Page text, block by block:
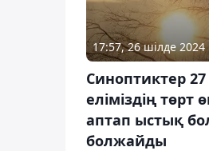
17:57, 26 шілде 2024
Синоптиктер
еліміздің төрт
аптап ыстық
болжайды